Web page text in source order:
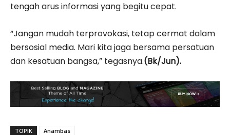
tengah arus informasi yang begitu cepat.
“Jangan mudah terprovokasi, tetap cermat dalam
bersosial media. Mari kita jaga bersama persatuan
dan kesatuan bangsa,” tegasnya.(Bk/Jun).
TOPIK Anambas